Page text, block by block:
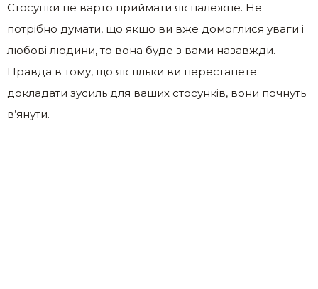
Стосунки не варто приймати як належне. Не
потрібно думати, що якщо ви вже домоглися уваги і
любові людини, то вона буде з вами назавжди.
Правда в тому, що як тільки ви перестанете
докладати зусиль для ваших стосунків, вони почнуть
в’янути.